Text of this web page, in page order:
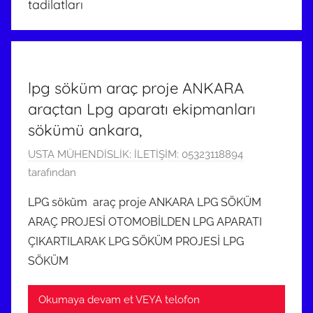
tadilatları
lpg söküm araç proje ANKARA
araçtan Lpg aparatı ekipmanları
sökümü ankara,
9
M
y
ı
s
2
USTA MÜHENDİSLİK: İLETİŞİM: 05323118894
tarafından
LPG söküm araç proje ANKARA LPG SÖKÜM
ARAÇ PROJESİ OTOMOBİLDEN LPG APARATI
ÇIKARTILARAK LPG SÖKÜM PROJESİ LPG
SÖKÜM
Okumaya devam et VEYA telofon